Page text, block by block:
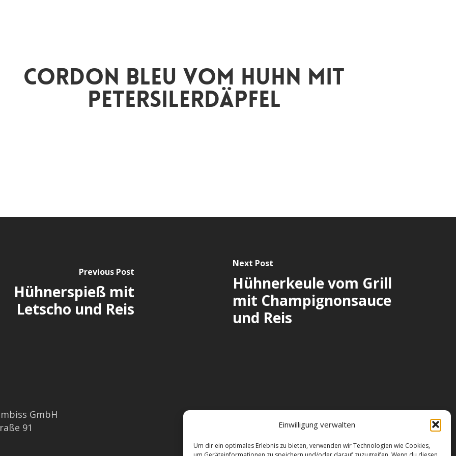
Einwilligung verwalten
Um dir ein optimales Erlebnis zu bieten, verwenden wir Technologien wie Cookies,
Cordon Bleu vom Huhn mit
Petersilerdäpfel
Previous Post
Hühnerspieß mit
Letscho und Reis
Next Post
Hühnerkeule vom Grill
mit Champignonsauce
und Reis
GmbH
91
Barrierefreiheit|Impressum|AGB|Datenschutz|